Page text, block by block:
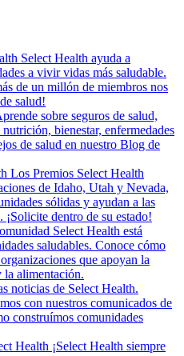
Select Health ayuda a
a vivir vidas más saludable.
de un millón de miembros nos
salud!
sobre seguros de salud,
bienestar, enfermedades
de salud en nuestro Blog de
Los Premios Select Health
de Idaho, Utah y Nevada,
sólidas y ayudan a las
¡Solicite dentro de su estado!
Select Health está
saludables. Conoce cómo
que apoyan la
la alimentación.
noticias de Select Health.
con nuestros comunicados de
construímos comunidades
Health ¡Select Health siempre